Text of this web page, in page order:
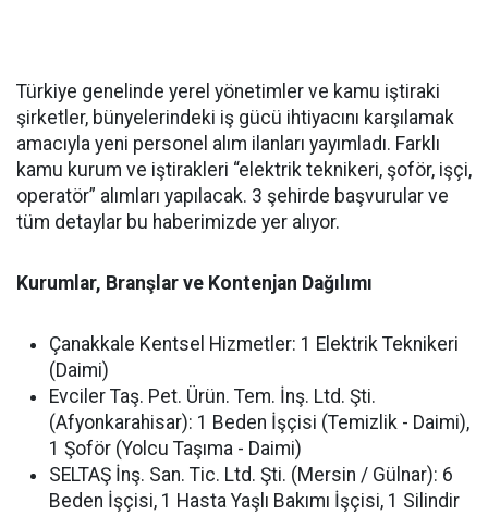
Türkiye genelinde yerel yönetimler ve kamu iştiraki
şirketler, bünyelerindeki iş gücü ihtiyacını karşılamak
amacıyla yeni personel alım ilanları yayımladı. Farklı
kamu kurum ve iştirakleri “elektrik teknikeri, şoför, işçi,
operatör” alımları yapılacak. 3 şehirde başvurular ve
tüm detaylar bu haberimizde yer alıyor.
Kurumlar, Branşlar ve Kontenjan Dağılımı
Çanakkale Kentsel Hizmetler: 1 Elektrik Teknikeri
(Daimi)
Evciler Taş. Pet. Ürün. Tem. İnş. Ltd. Şti.
(Afyonkarahisar): 1 Beden İşçisi (Temizlik - Daimi),
1 Şoför (Yolcu Taşıma - Daimi)
SELTAŞ İnş. San. Tic. Ltd. Şti. (Mersin / Gülnar): 6
Beden İşçisi, 1 Hasta Yaşlı Bakımı İşçisi, 1 Silindir